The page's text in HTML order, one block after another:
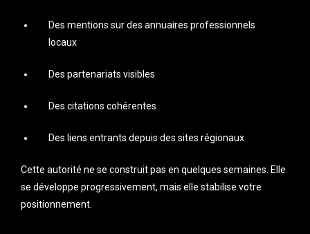
Des mentions sur des annuaires professionnels
locaux
Des partenariats visibles
Des citations cohérentes
Des liens entrants depuis des sites régionaux
Cette autorité ne se construit pas en quelques semaines. Elle
se développe progressivement, mais elle stabilise votre
positionnement.